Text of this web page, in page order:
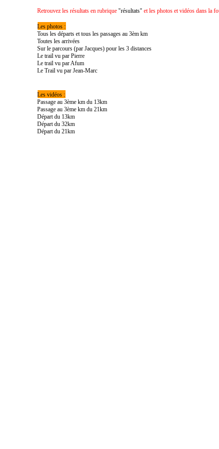
Retrouvez les résultats en rubrique"résultats" et les photos et vidéos dans la
Les photos :
Tous les départs et tous les passages au 3èm km
Toutes les arrivées
Sur le parcours (par Jacques) pour les 3 distances
Le trail vu par Pierre
Le trail vu par Afum
Le Trail vu par Jean-Marc
Les vidéos :
Passage au 3ème km du 13km
Passage au 3ème km du 21km
Départ du 13km
Départ du 32km
Départ du 21km